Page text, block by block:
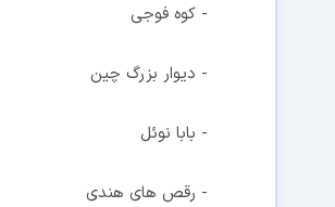
- کوه فوجی
- دیوار بزرگ چین
- بابا نوئل
- رقص های هندی